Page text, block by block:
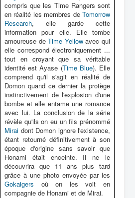
compris que les Time Rangers sont
en réalité les membres de Tomorrow
Research, elle garde cette
information pour elle. Elle tombe
amoureuse deTime Yellowavec qui
elle correspond électroniquement ...
tout en croyant que sa véritable
identité est Ayase (Time Blue). Elle
comprend qu'il s'agit en réalité de
Domon quand ce dernier la protège
instinctivement de l'explosion d'une
bombe et elle entame une romance
avec lui. La conclusion de la série
révèle qu'ils on eu un fils prénommé
Mirai dont Domon ignore l'existence,
étant retourné définitivement à son
époque d'origine sans savoir que
Honami était enceinte. Il ne le
découvrira que 11 ans plus tard
grâce à une photo envoyée par les
Gokaigers où on les voit en
compagnie de Honami et de Mirai.